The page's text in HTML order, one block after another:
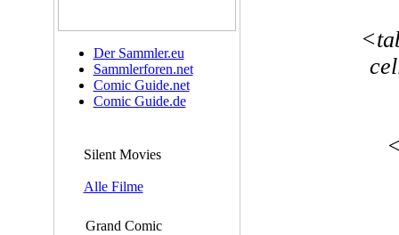
Der Sammler.eu
Sammlerforen.net
Comic Guide.net
Comic Guide.de
Silent Movies
Alle Filme
Grand Comic